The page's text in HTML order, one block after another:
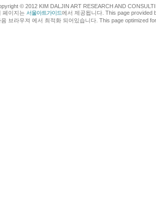
© 2012 KIM DALJIN ART RESEARCH AND
페이지는 서울아트가이드에서 제공됩니다. This page provided
음 브라우져 에서 최적화 되어있습니다. This page optimized